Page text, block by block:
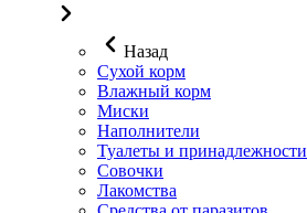
Назад
Сухой корм
Влажный корм
Миски
Наполнители
Туалеты и принадлежности
Совочки
Лакомства